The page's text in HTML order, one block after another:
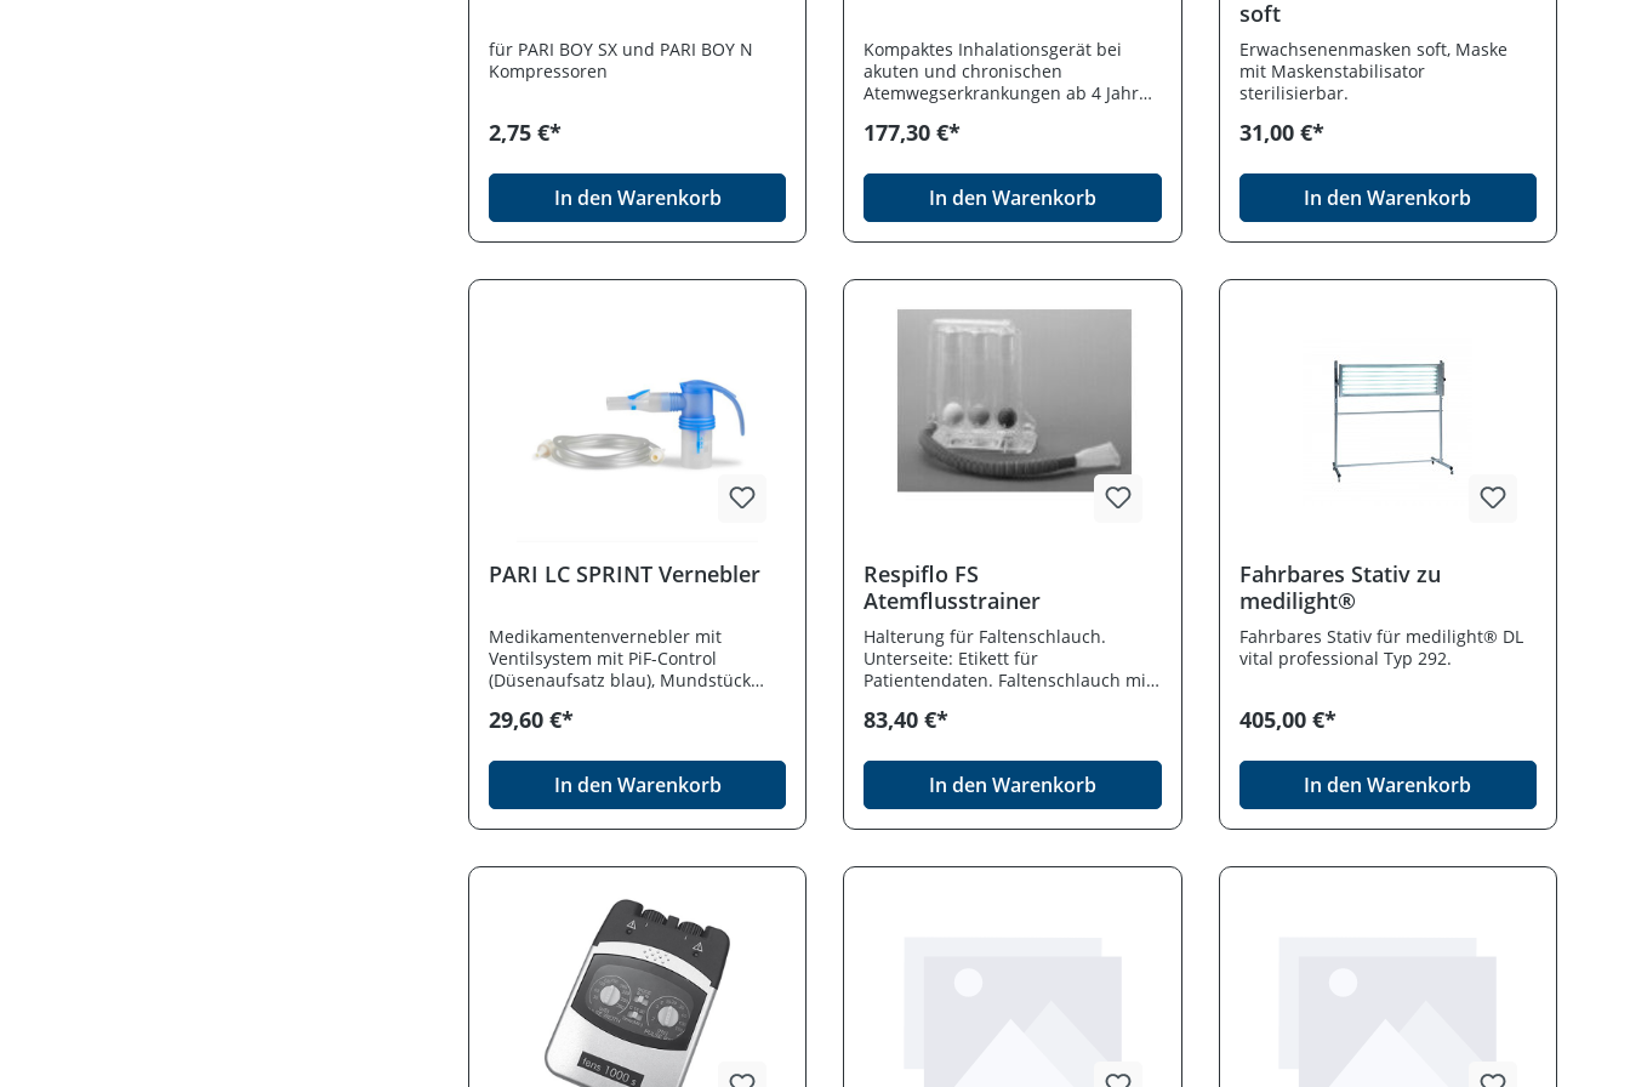
für PARI BOY SX und PARI BOY N
Kompressoren
2,75 €*
In den Warenkorb
Kompaktes Inhalationsgerät bei
akuten und chronischen
Atemwegserkrankungen ab 4 Jahre.
bei 2,5 ml Inhalationslösung, PARI
effiziente Lungendeposition auch
bei kurzen Inhalationszeiten, mit
PIF-Control - das integrierte
"Trainings-Tool" unterstützt beim
SPRINTER Vernebler mit PIF-Control
(Düsenaufsatz blau), Mundstück
177,30 €*
In den Warenkorb
soft
Erwachsenenmasken soft, Maske
mit Maskenstabilisator
sterilisierbar.
31,00 €*
In den Warenkorb
PARI LC SPRINT Vernebler
Medikamentenvernebler mit
Ventilsystem mit PiF-Control
(Düsenaufsatz blau), Mundstück
Hilfsmittelnummer:14.99.99.1038
29,60 €*
In den Warenkorb
Respiflo FS
Atemflusstrainer
Halterung für Faltenschlauch.
Unterseite: Etikett für
Patientendaten. Faltenschlauch mit
Flow Liter pro Sekunde.
83,40 €*
In den Warenkorb
Fahrbares Stativ zu
medilight®
Fahrbares Stativ für medilight® DL
vital professional Typ 292.
405,00 €*
In den Warenkorb